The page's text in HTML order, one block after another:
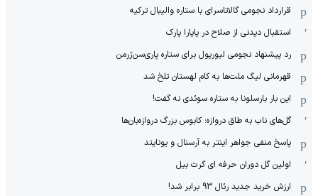
قرارداد نجومی گالاتاسرای با ستاره والیبال ترکیه
استقبال دیدنی از صلاح در پاپارا پارک
رد پیشنهاد نجومی لیورپول برای ستاره پاری‌سن‌ژرمن
قهرمانی لیگ ملت‌ها به کام لهستان تلخ شد
این بار بارسلونا به ستاره سوئدی نه گفت!
گل‌های ناب به طاق دروازه؛ کابوس بزرگ دروازه‌بان‌ها
پاسخ منفی جواهر اینتر به آرسنال و یونایتد
اولین گل دوران حرفه ای گرت بیل
ارزش خرید جدید رئال 93 برابر شد!